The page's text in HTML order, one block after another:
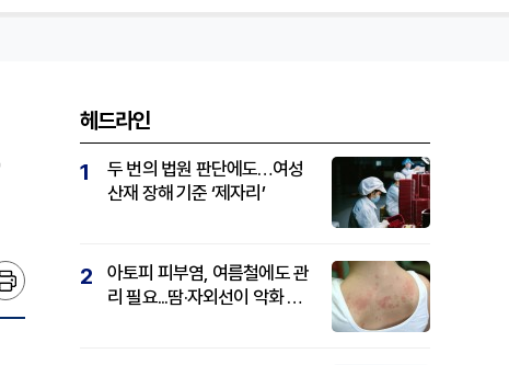
헤드라인
1
두 번의 법원 판단에도…여성
산재 장해 기준 ‘제자리’
2
아토피 피부염, 여름철에도 관
리 필요...땀·자외선이 악화 요